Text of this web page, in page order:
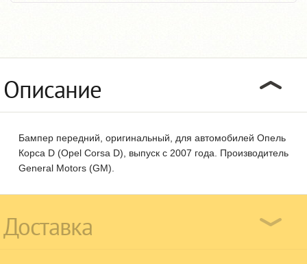
Описание
Бампер передний, оригинальный, для автомобилей Опель
Корса D (Opel Corsa D), выпуск с 2007 года. Производитель
General Motors (GM).
Доставка